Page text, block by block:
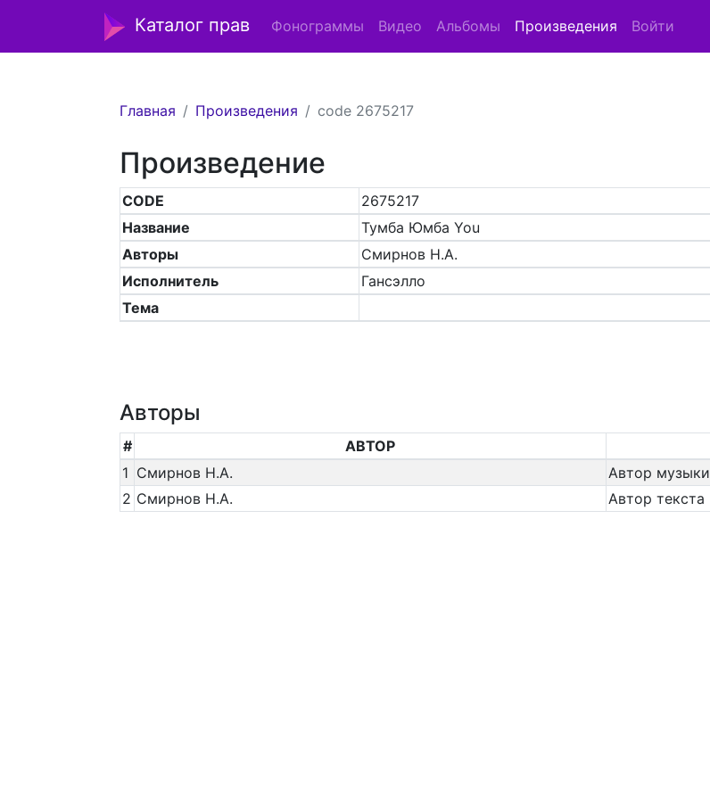
Каталог прав Фонограммы Видео Альбомы Произведения Войти
Главная Произведения code 2675217
Произведение
CODE
2675217
Название
Тумба Юмба You
Авторы
Смирнов Н.А.
Исполнитель
Гансэлло
Тема
Авторы
# АВТОР
1 Смирнов Н.А.
Автор музыки
2 Смирнов Н.А. Автор текста